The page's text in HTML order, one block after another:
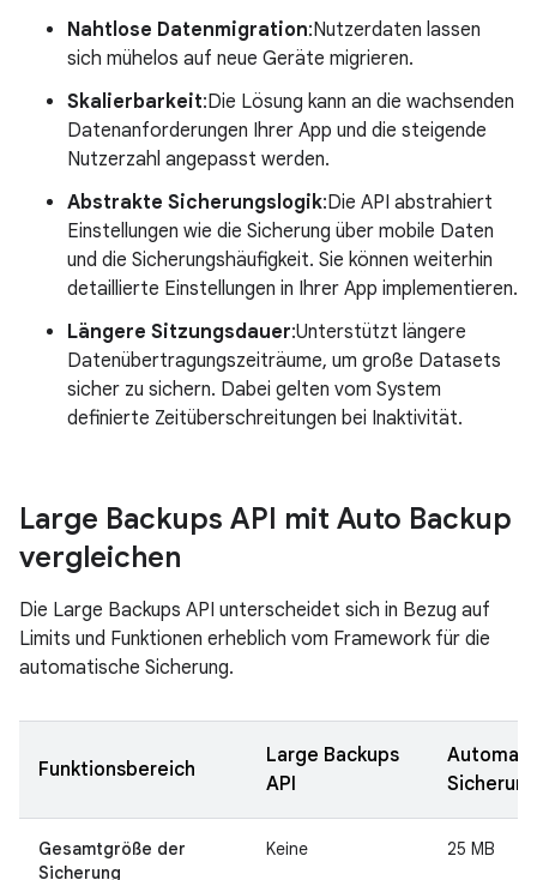
Nahtlose Datenmigration:Nutzerdaten lassen
sich mühelos auf neue Geräte migrieren.
Skalierbarkeit:Die Lösung kann an die wachsenden
Datenanforderungen Ihrer App und die steigende
Nutzerzahl angepasst werden.
Abstrakte Sicherungslogik:Die API abstrahiert
Einstellungen wie die Sicherung über mobile Daten
und die Sicherungshäufigkeit. Sie können weiterhin
detaillierte Einstellungen in Ihrer App implementieren.
Längere Sitzungsdauer:Unterstützt längere
Datenübertragungszeiträume, um große Datasets
sicher zu sichern. Dabei gelten vom System
definierte Zeitüberschreitungen bei Inaktivität.
Large Backups API mit Auto Backup
vergleichen
Die Large Backups API unterscheidet sich in Bezug auf
Limits und Funktionen erheblich vom Framework für die
automatische Sicherung.
Funktionsbereich
Large Backups
API
Sicherung
Gesamtgröße der
Sicherung
Keine 25 MB